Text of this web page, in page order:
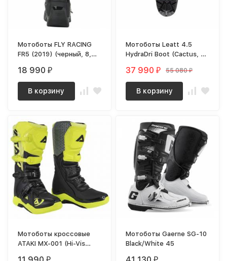
Мотоботы FLY RACING
FR5 (2019) (черный, 8,
18 990₽
В корзину
Мотоботы Leatt 4.5
HydraDri Boot (Cactus, 7,
37 990₽ 55 080₽
В корзину
Мотоботы кроссовые
ATAKI MX-001 (Hi-Vis
₽
Мотоботы Gaerne SG-10
Black/White 45
₽